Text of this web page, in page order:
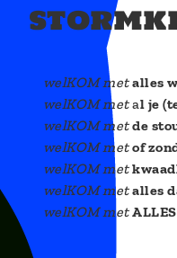
welKOM metalles
welKOM metal je
welKOM metde
welKOM metof
welKOM met
welKOM metalles
welKOM met